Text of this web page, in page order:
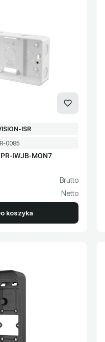
produktu
0085
IWJB-MON7
ISR
koszyka